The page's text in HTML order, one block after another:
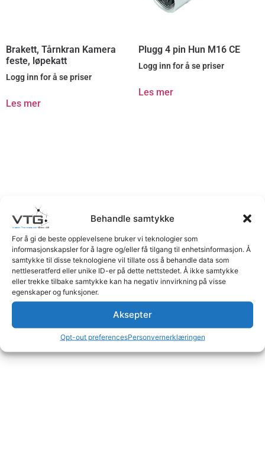
Behandle samtykke
For å gi de beste opplevelsene bruker vi teknologier som
informasjonskapsler for å lagre og/eller få tilgang til enhetsinformasjon. Å
samtykke til disse teknologiene vil tillate oss å behandle data som
nettleseratferd eller unike ID-er på dette nettstedet. Å ikke samtykke
eller trekke tilbake samtykke kan ha negativ innvirkning på visse
egenskaper og funksjoner.
Aksepter
Opt-out preferencesPersonvernerklæringen
Brakett, Tårnkran Kamera
feste, løpekatt
Logg inn for å se priser
Les mer
Plugg 4 pin Hun M16 CE
Logg inn for å se priser
Les mer